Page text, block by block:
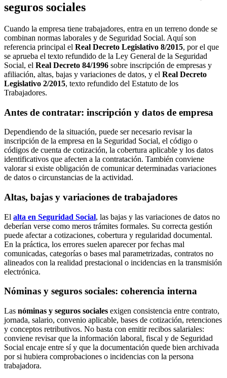
seguros sociales
Cuando la empresa tiene trabajadores, entra en un terreno donde se
combinan normas laborales y de Seguridad Social. Aquí son
referencia principal el Real Decreto Legislativo 8/2015, por el que
se aprueba el texto refundido de la Ley General de la Seguridad
Social, el Real Decreto 84/1996 sobre inscripción de empresas y
afiliación, altas, bajas y variaciones de datos, y el Real Decreto
Legislativo 2/2015, texto refundido del Estatuto de los
Trabajadores.
Antes de contratar: inscripción y datos de empresa
Dependiendo de la situación, puede ser necesario revisar la
inscripción de la empresa en la Seguridad Social, el código o
códigos de cuenta de cotización, la cobertura aplicable y los datos
identificativos que afecten a la contratación. También conviene
valorar si existe obligación de comunicar determinadas variaciones
de datos o circunstancias de la actividad.
Altas, bajas y variaciones de trabajadores
El alta en Seguridad Social, las bajas y las variaciones de datos no
deberían verse como meros trámites formales. Su correcta gestión
puede afectar a cotizaciones, cobertura y regularidad documental.
En la práctica, los errores suelen aparecer por fechas mal
comunicadas, categorías o bases mal parametrizadas, contratos no
alineados con la realidad prestacional o incidencias en la transmisión
electrónica.
Nóminas y seguros sociales: coherencia interna
Las nóminas y seguros sociales exigen consistencia entre contrato,
jornada, salario, convenio aplicable, bases de cotización, retenciones
y conceptos retributivos. No basta con emitir recibos salariales:
conviene revisar que la información laboral, fiscal y de Seguridad
Social encaje entre sí y que la documentación quede bien archivada
por si hubiera comprobaciones o incidencias con la persona
trabajadora.